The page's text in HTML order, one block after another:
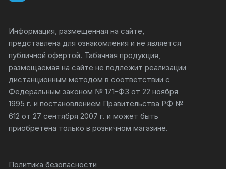
Информация, размещенная на сайте,
представлена для ознакомления и не является
публичной офертой. Табачная продукция,
размещаемая на сайте не подлежит реализации
дистанционным методом в соответствии с
Федеральным законом № 171-ФЗ от 22 ноября
1995 г. и постановлением Правительства РФ №
612 от 27 сентября 2007 г. и может быть
приобретена только в розничном магазине.
Политика безопасности